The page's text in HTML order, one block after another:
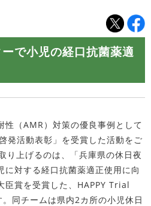
で小児の経口抗菌薬適
（AMR）対策の優良事例として
発活動表彰」を受賞した活動をご
り上げるのは、「兵庫県の休日夜
に対する経口抗菌薬適正使用に向
臣賞を受賞した、HAPPY Trial
同チームは県内2カ所の小児休日